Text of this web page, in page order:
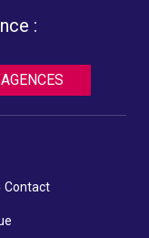
:
Contact